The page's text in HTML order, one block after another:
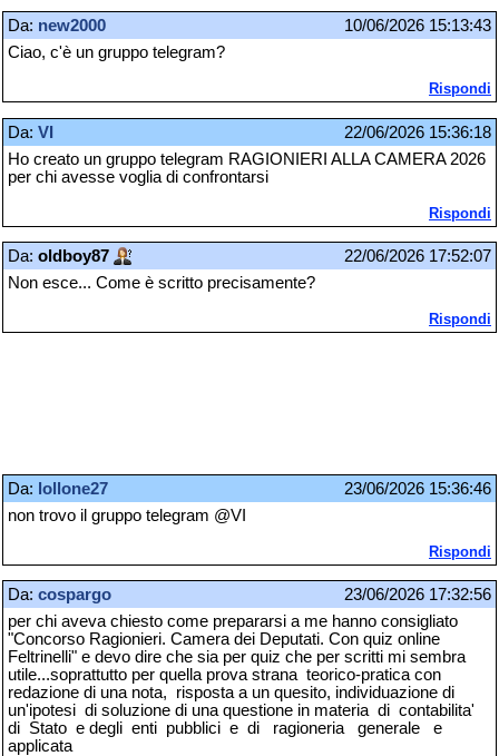
Da: new2000
10/06/2026 15:13:43
Ciao, c'è un gruppo telegram?
Rispondi
Da: VI
22/06/2026 15:36:18
Ho creato un gruppo telegram RAGIONIERI ALLA CAMERA 2026
per chi avesse voglia di confrontarsi
Rispondi
Da: oldboy87
22/06/2026 17:52:07
Non esce... Come è scritto precisamente?
Rispondi
Da: lollone27
23/06/2026 15:36:46
non trovo il gruppo telegram @VI
Rispondi
Da: cospargo
23/06/2026 17:32:56
per chi aveva chiesto come prepararsi a me hanno consigliato
"Concorso Ragionieri. Camera dei Deputati. Con quiz online
Feltrinelli" e devo dire che sia per quiz che per scritti mi sembra
utile...soprattutto per quella prova strana teorico-pratica con
redazione di una nota, risposta a un quesito, individuazione di
un'ipotesi di soluzione di una questione in materia di contabilita'
di Stato e degli enti pubblici e di ragioneria generale e
applicata